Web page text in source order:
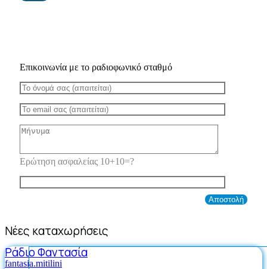
Επικοινωνία με το ραδιοφωνικό σταθμό
Ερώτηση ασφαλείας 10+10=?
Νέες καταχωρήσεις
Ράδιο Φαντασία
fantasia.mitilini